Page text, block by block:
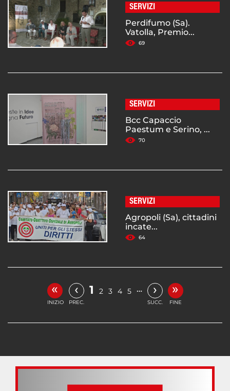
SERVIZI
Perdifumo (Sa).
Vatolla, Premio...
69
SERVIZI
Bcc Capaccio
Paestum e Serino, ...
70
SERVIZI
Agropoli (Sa), cittadini
incate...
64
«
INIZIO
‹
PREC.
1 2 3 4 5 … ›
SUCC.
»
FINE